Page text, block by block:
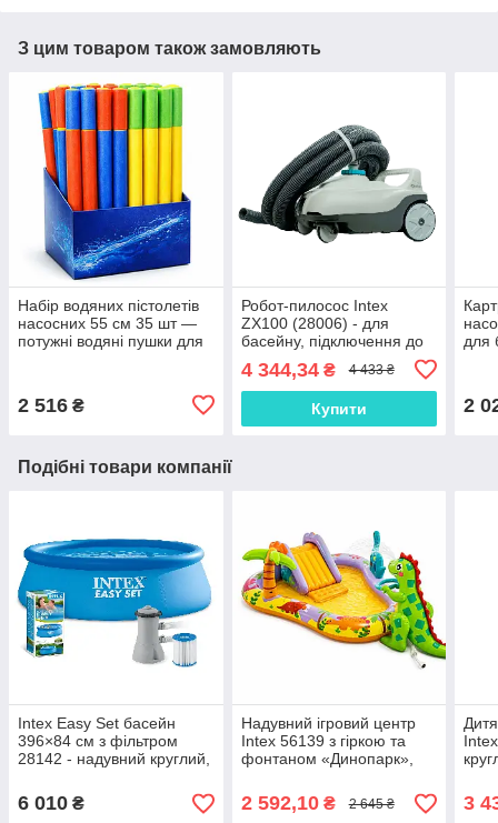
З цим товаром також замовляють
Набір водяних пістолетів
насосних 55 см 35 шт —
потужні водяні пушки для
2 516 ₴
Робот-пилосос Intex
ZX100 (28006) - для
басейну, підключення до
4 344,34₴ 4 433 ₴
Купити
для
2
Подібні товари компанії
Intex Easy Set басейн
396×84 см з фільтром
28142 - надувний круглий,
дачі
6 010 ₴
Надувний ігровий центр
Intex 56139 з гіркою та
фонтаном «Динопарк»,
201×157×69 см, 160 л, від
2 років
2 592,10₴ 2 645 ₴ 3